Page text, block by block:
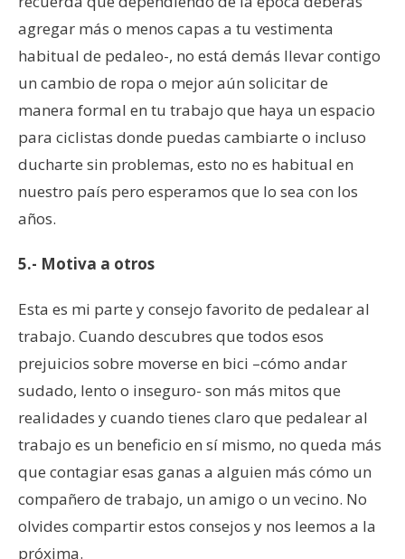
agregar más o menos capas a tu vestimenta
habitual de pedaleo-, no está demás llevar contigo
un cambio de ropa o mejor aún solicitar de
manera formal en tu trabajo que haya un espacio
para ciclistas donde puedas cambiarte o incluso
ducharte sin problemas, esto no es habitual en
nuestro país pero esperamos que lo sea con los
años.
5.- Motiva a otros
Esta es mi parte y consejo favorito de pedalear al
trabajo. Cuando descubres que todos esos
prejuicios sobre moverse en bici –cómo andar
sudado, lento o inseguro- son más mitos que
realidades y cuando tienes claro que pedalear al
trabajo es un beneficio en sí mismo, no queda más
que contagiar esas ganas a alguien más cómo un
compañero de trabajo, un amigo o un vecino. No
olvides compartir estos consejos y nos leemos a la
próxima.